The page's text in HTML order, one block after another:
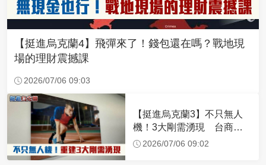
【挺進烏克蘭4】飛彈來了！錢包還在嗎？戰地現
場的理財震撼課
2026/07/06 09:03
【挺進烏克蘭3】不只無人
機！3大剛需湧現 台商深
化布局插旗東歐
2026/07/06 09:02